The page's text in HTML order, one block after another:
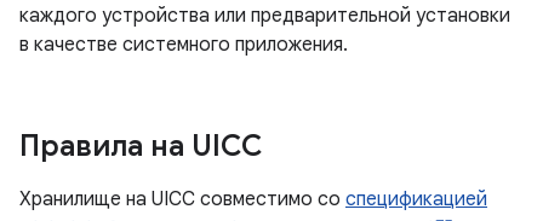
каждого устройства или предварительной установки
в качестве системного приложения.
Правила на UICC
Хранилище на UICC совместимо со спецификацией